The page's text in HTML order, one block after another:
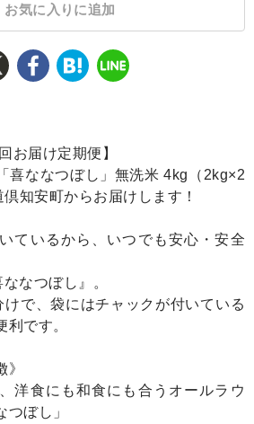
お気に入りに追加
お届け定期便】
喜ななつぼし」無洗米 4kg（2kg×2
知安町からお届けします！
ているから、いつでも安心・安全
なつぼし』。
で、袋にはチャックが付いている
です。
》
洋食にも和食にも合うオールラウ
つぼし」